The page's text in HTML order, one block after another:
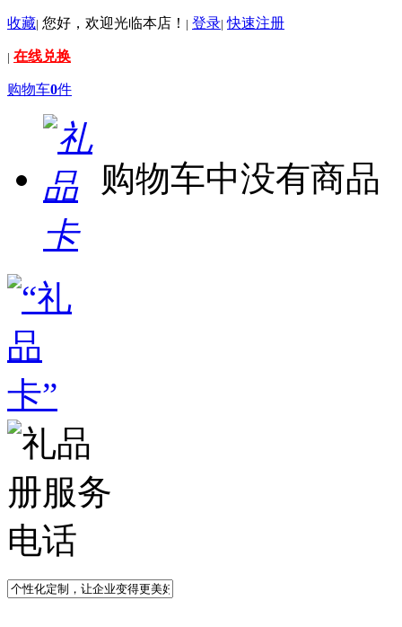
收藏| 您好，欢迎光临本店！ | 登录| 快速注册
| 在线兑换
购物车0件
购物车中没有商品